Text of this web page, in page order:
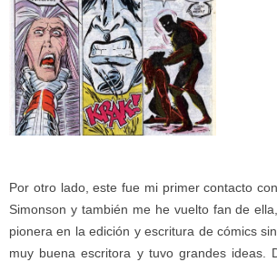
Por otro lado, este fue mi primer contacto
Simonson y también me he vuelto fan de
pionera en la edición y escritura de cómics
muy buena escritora y tuvo grandes ideas.